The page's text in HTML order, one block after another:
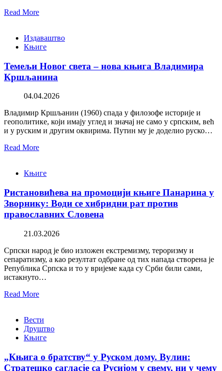
Read More
Издаваштво
Књиге
Темељи Новог света – нова књига Владимира
Кршљанина
04.04.2026
Владимир Кршљанин (1960) спада у филозофе историје и
геополитике, који имају углед и значај не само у српским, већ
и у руским и другим оквирима. Путин му је доделио руско…
Read More
Књиге
Ристановићева на промоцији књиге Панарина у
Зворнику: Води се хибридни рат против
православних Словена
21.03.2026
Српски народ је био изложен екстремизму, тероризму и
сепаратизму, а као резултат одбране од тих напада створена је
Република Српска и то у вријеме када су Срби били сами,
истакнуто…
Read More
Вести
Друштво
Књиге
„Књига о братству“ у Руском дому. Вулин:
Стратешко сагласје са Русијом у свему, ни у чему